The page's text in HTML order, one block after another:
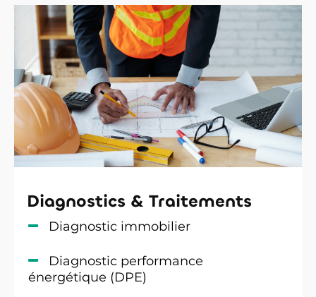
Diagnostics & Traitements
Diagnostic immobilier
Diagnostic performance
énergétique (DPE)